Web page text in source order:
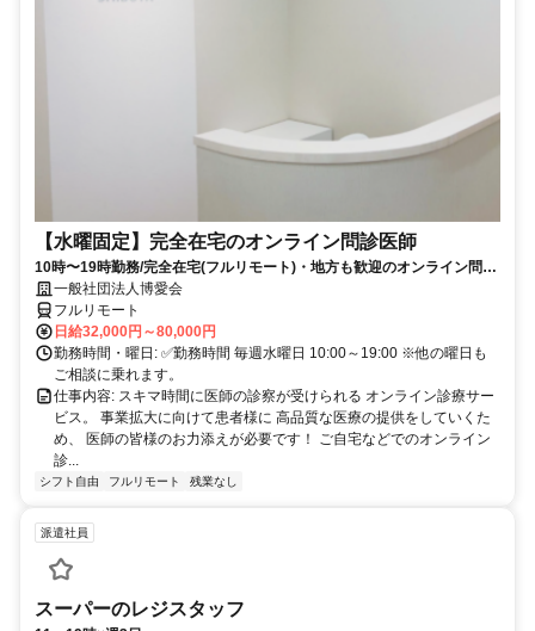
【水曜固定】完全在宅のオンライン問診医師
10時〜19時勤務/完全在宅(フルリモート)・地方も歓迎のオンライン問診
業務一般社団法人博愛会
フルリモート
日給32,000円～80,000円
勤務時間・曜日: ✅勤務時間 毎週水曜日 10:00～19:00 ※他の曜日も
ご相談に乗れます。
仕事内容: スキマ時間に医師の診察が受けられる オンライン診療サー
ビス。 事業拡大に向けて患者様に 高品質な医療の提供をしていくた
め、 医師の皆様のお力添えが必要です！ ご自宅などでのオンライン
診...
シフト自由 フルリモート 残業なし
派遣社員
スーパーのレジスタッフ